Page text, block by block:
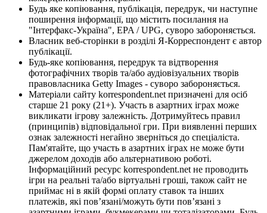
Будь яке копіювання, публікація, передрук, чи наступне
поширення інформації, що містить посилання на
"Інтерфакс-Україна", EPA / UPG, суворо забороняється.
Власник веб-сторінки в розділі Я-Корреспондент є автор
публікації.
Будь-яке копіювання, передрук та відтворення
фотографічних творів та/або аудіовізуальних творів
правовласника Getty Images - суворо забороняється.
Матеріали сайту korrespondent.net призначені для осіб
старше 21 року (21+). Участь в азартних іграх може
викликати ігрову залежність. Дотримуйтесь правил
(принципів) відповідальної гри. При виявленні перших
ознак залежності негайно зверніться до спеціаліста.
Пам'ятайте, що участь в азартних іграх не може бути
джерелом доходів або альтернативою роботі.
Інформаційний ресурс korrespondent.net не проводить
ігри на реальні та/або віртуальні гроші, також сайт не
приймає ні в якій формі оплату ставок та інших
платежів, які пов’язані/можуть бути пов’язані з